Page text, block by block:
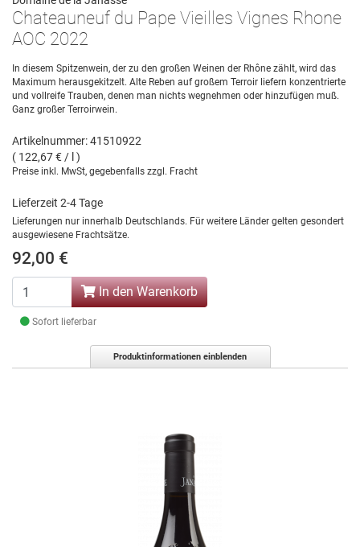
Chateauneuf du Pape Vieilles Vignes Rhone
AOC 2022
In diesem Spitzenwein, der zu den großen Weinen der Rhône zählt, wird das
Maximum herausgekitzelt. Alte Reben auf großem Terroir liefern konzentrierte
und vollreife Trauben, denen man nichts wegnehmen oder hinzufügen muß.
Ganz großer Terroirwein.
Artikelnummer: 41510922
( 122,67 € / l )
Preise inkl. MwSt, gegebenfalls zzgl. Fracht
Lieferzeit 2-4 Tage
Lieferungen nur innerhalb Deutschlands. Für weitere Länder gelten gesondert
ausgewiesene Frachtsätze.
92,00 €
In den Warenkorb
Sofort lieferbar
Produktinformationen einblenden